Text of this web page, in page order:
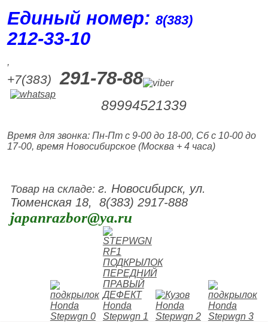
Единый номер:8(383)
212‑33‑10
,
+7(383) 291-78-88
89994521339
Время для звонка: Пн-Пт с 9-00 до 18-00, Сб с 10-00 до
17-00, время Новосибирское (Москва + 4 часа)
Товар на складе:г. Новосибирск, ул.
Тюменская 18, 8(383) 2917-888
japanrazbor@ya.ru